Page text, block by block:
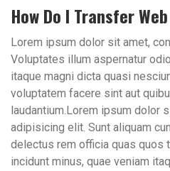
How Do I Transfer
Lorem ipsum dolor sit amet,
Voluptates illum aspernatur
itaque magni dicta quasi
voluptatem facere sint aut
laudantium.Lorem ipsum dolor
adipisicing elit. Sunt aliquam
delectus rem officia quas quos
incidunt minus, quae veniam